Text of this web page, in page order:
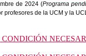
de 2024 (Programa
profesores de la UCM y la